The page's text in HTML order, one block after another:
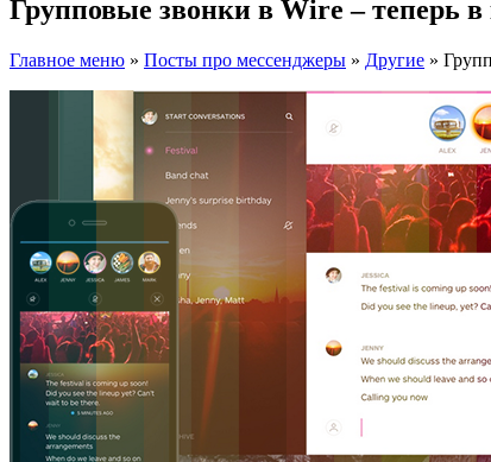
Групповые звонки в Wire – теперь
Главное меню » Посты про мессенджеры » Другие »